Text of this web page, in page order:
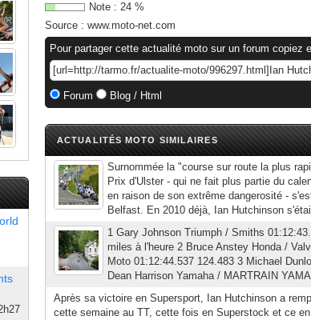
Note : 24 %
Source : www.moto-net.com
Pour partager cette actualité moto sur un forum copiez
Forum Blog / Html
ACTUALITÉS MOTO SIMILAIRES
Surnommée la "course sur route la plus
Prix d'Ulster - qui ne fait plus partie du
en raison de son extrême dangerosité -
Belfast. En 2010 déjà, Ian Hutchinson
1 Gary Johnson Triumph / Smiths
miles à l'heure 2 Bruce Anstey Honda /
Moto 01:12:44.537 124.483 3 Michael
Dean Harrison Yamaha / MARTRAIN
Après sa victoire en Supersport, Ian Hutchinson a
cette semaine au TT, cette fois en Superstock et ce